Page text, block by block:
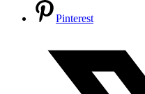
Pinterest